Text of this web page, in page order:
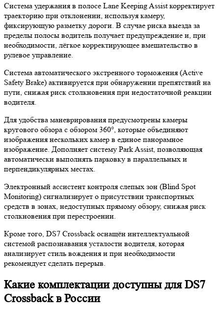
Система удержания в полосе Lane Keeping Assist корректирует
траекторию при отклонении, используя камеру,
фиксирующую разметку дороги. В случае риска выезда за
пределы полосы водитель получает предупреждение и, при
необходимости, лёгкое корректирующее вмешательство в
рулевое управление.
Система автоматического экстренного торможения (Active
Safety Brake) активируется при обнаружении препятствий на
пути, снижая риск столкновения при недостаточной реакции
водителя.
Для удобства маневрирования предусмотрены камеры
кругового обзора с обзором 360°, которые объединяют
изображения нескольких камер в единое панорамное
изображение. Дополняет систему Park Assist, позволяющая
автоматически выполнять парковку в параллельных и
перпендикулярных местах.
Электронный ассистент контроля слепых зон (Blind Spot
Monitoring) сигнализирует о присутствии транспортных
средств в зонах, недоступных прямому обзору, снижая риск
столкновения при перестроении.
Кроме того, DS7 Crossback оснащён интеллектуальной
системой распознавания усталости водителя, которая
анализирует стиль вождения и при необходимости
рекомендует сделать перерыв.
Какие комплектации доступны для DS7
Crossback в России